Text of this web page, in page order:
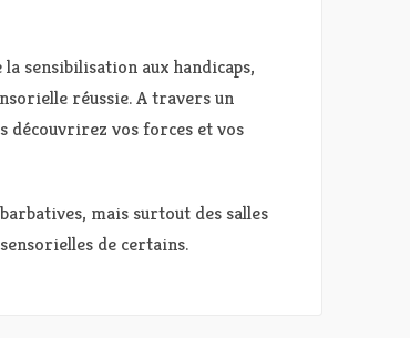
sensibilisation aux handicaps,
réussie. A travers un
découvrirez vos forces et vos
mais surtout des salles
de certains.